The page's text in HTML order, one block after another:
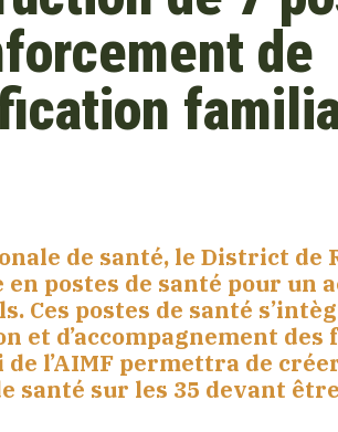
de
de santé, le District de
postes de santé pour un
Ces postes de santé
et d’accompagnement des
l’AIMF permettra de
santé sur les 35 devant